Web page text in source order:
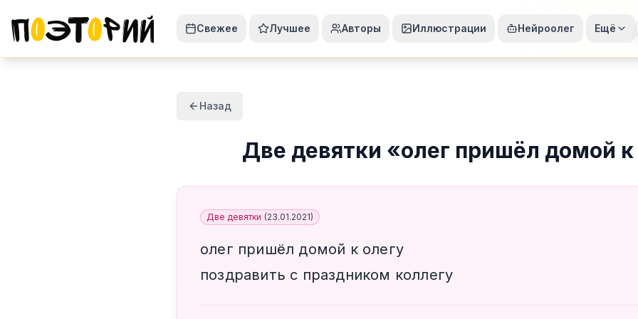
Свежее Лучшее Авторы Иллюстрации Нейроолег Ещё
Назад
Две девятки «олег пришёл домой к
Две девятки (23.01.2021)
олег пришёл домой к олегу
поздравить с праздником коллегу